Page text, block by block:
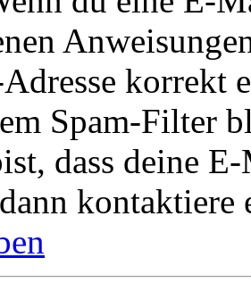
korrekt
Spam-Filter
dass deine
kontaktiere